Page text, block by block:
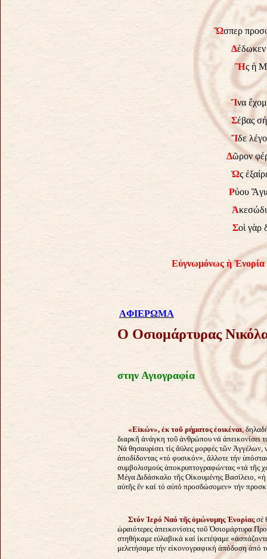
Ὥσπερ
Δ
Ἢς ἡ
Ἴνα
Σέβας
Ἴδε
Δῶρον
Ὡς
Ρύου
Ἀ
Σοὶ γὰρ
Εὐγνωμόνως ἡ Ἐνορία
AΦΙΕΡΩΜΑ
Ο Οσιομάρτυρας
στην Αγιογραφία
«Eἰκών», ἐκ τοῦ ρήματος ἐοικέναι,
διαρκῆ ἀνάγκη τοῦ ἀνθρώπου νά ἀπεικονίσει
Νά θησαυρίσει τίς ἄϋλες μορφές τῶν
ἀποδίδοντας «τό φυσικόν», ἄλλοτε τήν
συμβολισμούς ἀποκρυπτογραφώντας «τά τῆς
Μέγα Διδάσκαλο τῆς Οἰκουμένης Βασίλειο, «ἡ
αὐτῆς ἕν καί τό αὐτό προσδώσομεν» τήν
Στόν Ἱερό Ναό τῆς ὁμώνυμης Ἐνορίαςσέ
ὡραιότερες ἀπεικονίσεις τοῦ Ὁσιομάρτυρα
στηθήκαμε εὐλαβικά καί ἱκετέψαμε
μελετήσαμε τήν εἰκονογραφική ἀπόδοση ἀπό